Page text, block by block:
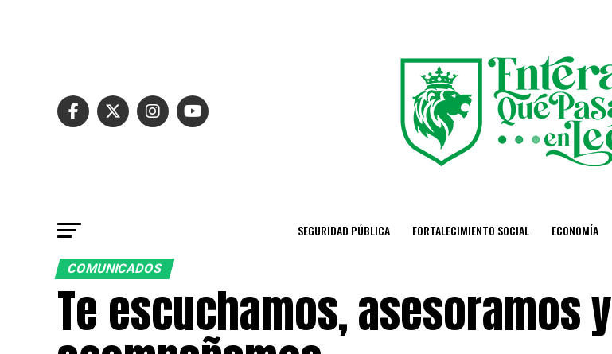
SEGURIDAD PÚBLICA FORTALECIMIENTO SOCIAL ECONOMÍA
COMUNICADOS
Te escuchamos, asesoramos y